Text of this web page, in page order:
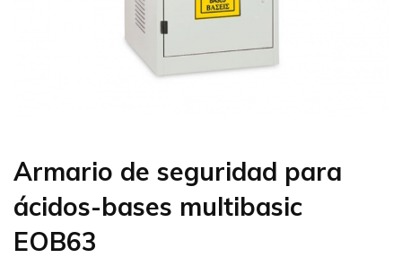
Armario de seguridad para
ácidos-bases multibasic
EOB63